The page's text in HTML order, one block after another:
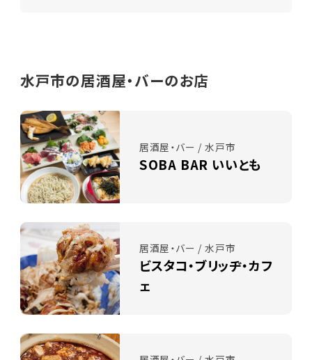
水戸市の居酒屋・バーのお店
居酒屋・バー / 水戸市
SOBA BAR いいとも
居酒屋・バー / 水戸市
ビスタコ・ブリッヂ・カフ
ェ